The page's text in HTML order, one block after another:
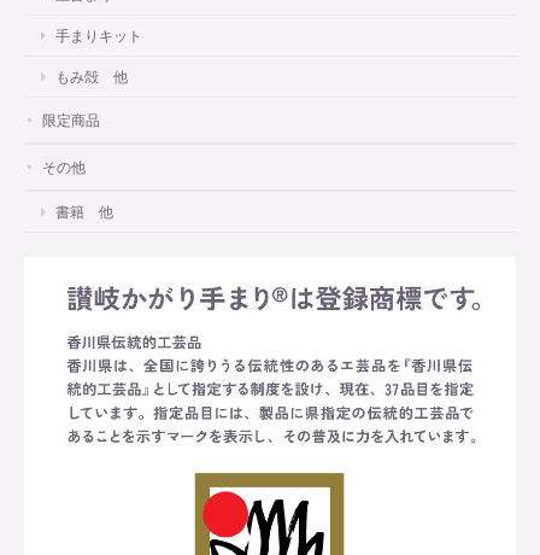
手まりキット
もみ殻 他
限定商品
その他
書籍 他